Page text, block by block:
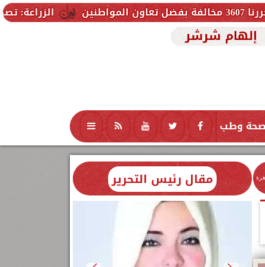
الزراعة: تصدر 712 ترخيص تشغيل جديد لمشروعات الثروة الحيوانية والداجنة.. وتسجيل 832 مخلوط أعلاف
إلهام شرشر
وطب تكنولوجيا منوعات محافظات
مقال رئيس التحرير